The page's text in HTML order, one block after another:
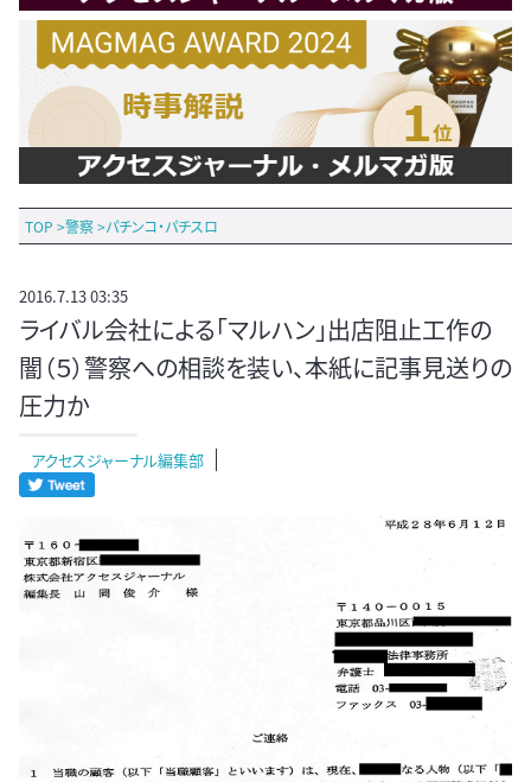
TOP >警察>パチンコ・パチスロ
2016.7.13 03:35
ライバル会社による「マルハン」出店阻止工作の
闇（５）警察への相談を装い、本紙に記事見送りの
圧力か
アクセスジャーナル編集部